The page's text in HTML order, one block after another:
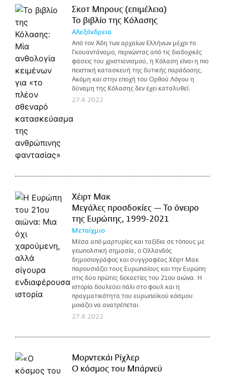
Σκοτ Μπρους (επιμέλεια)
Το βιβλίο της Κόλασης
Αλεξάνδρεια
Από τον Άδη των αρχαίων Ελλήνων μέχρι το
Γκουαντάναμο, περνώντας από τις διαδοχικές
φάσεις του χριστιανισμού, η Κόλαση είναι η πιο
πειστική κατασκευή της δυτικής παράδοσης.
Ακόμη και στην εποχή του Ορθού Λόγου η
δύναμη της Κόλασης δεν έχει καταλυθεί.
27.4.2022
Χέιρτ Μακ
Μεγάλες προσδοκίες — Το όνειρο
της Ευρώπης, 1999-2021
Μεταίχμιο
Μέσα από μαρτυρίες και ταξίδια σε τόπους με
γεωπολιτική σημασία, ο Ολλανδός
δημοσιογράφος και συγγραφέας Χέιρτ Μακ
παρουσιάζει τους Ευρωπαίους και την Ευρώπη
στις δύο πρώτες δεκαετίες του 21ου αιώνα. Η
ιστορία δουλεύει πάλι στο φουλ και η
πραγματικότητα του ευρωπαϊκού κόσμου
μοιάζει να ανατρέπεται.
27.4.2022
Μορντεκάι Ρίχλερ
Ο κόσμος του Μπάρνεϋ